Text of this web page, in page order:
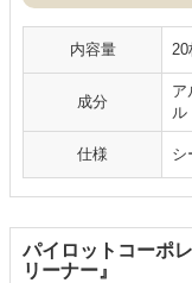
内容量 20
成分
ア
ル
仕様 シ
パイロットコーポ
リーナー』